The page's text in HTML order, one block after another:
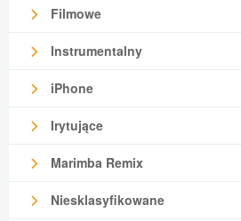
Filmowe
Instrumentalny
iPhone
Irytujące
Marimba Remix
Niesklasyfikowane